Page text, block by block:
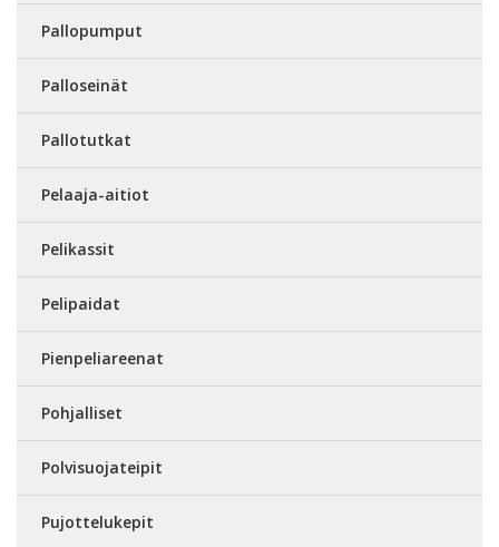
Pallopumput
Palloseinät
Pallotutkat
Pelaaja-aitiot
Pelikassit
Pelipaidat
Pienpeliareenat
Pohjalliset
Polvisuojateipit
Pujottelukepit